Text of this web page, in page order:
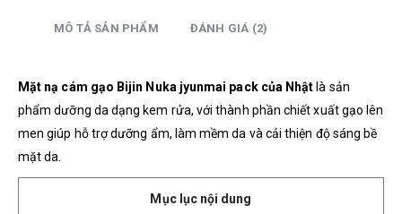
MÔ TẢ SẢN PHẨM ĐÁNH GIÁ (2)
Mặt nạ cám gạo Bijin Nuka jyunmai pack của Nhật là sản
phẩm dưỡng da dạng kem rửa, với thành phần chiết xuất gạo lên
men giúp hỗ trợ dưỡng ẩm, làm mềm da và cải thiện độ sáng bề
mặt da.
Mục lục nội dung